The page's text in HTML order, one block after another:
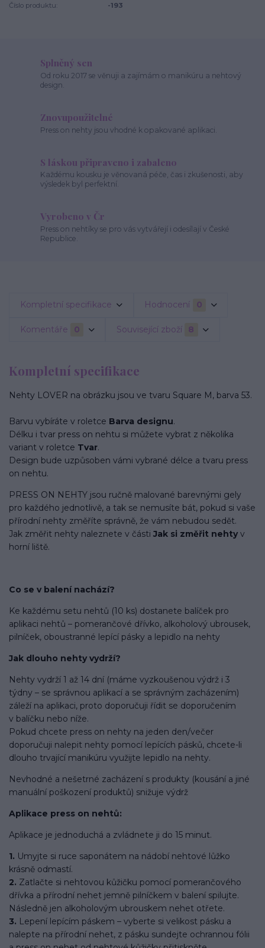
Číslo produktu: -193
Splněný sen
Od roku 2017 se věnuji a zajímám o manikúru a nehtový
design.
Znovupoužitelné
Press on nehty jsou vhodné k opakované aplikaci.
S láskou připraveno i zabaleno
Každému kousku je věnovaná péče, čas i zkušenosti, aby
výsledek byl perfektní.
Vyrobeno v Čr
Press on nehtíky se pro vás vytvářejí i odesílají v České
Republice.
Kompletní specifikace Hodnocení 0
Komentáře 0 Související zboží 8
Kompletní specifikace
Nehty LOVER na obrázku jsou ve tvaru Square M, barva 53.
Barvu vybíráte v roletce Barva designu.
Délku i tvar press on nehtu si můžete vybrat z několika
variant v roletce Tvar.
Design bude uzpůsoben vámi vybrané délce a tvaru press
on nehtu.
PRESS ON NEHTY jsou ručně malované barevnými gely
pro každého jednotlivě, a tak se nemusíte bát, pokud si vaše
přírodní nehty změříte správně, že vám nebudou sedět.
Jak změřit nehty naleznete v části Jak si změřit nehty v
horní liště.
Co se v balení nachází?
Ke každému setu nehtů (10 ks) dostanete balíček pro
aplikaci nehtů – pomerančové dřívko, alkoholový ubrousek,
pilníček, oboustranné lepící pásky a lepidlo na nehty
Jak dlouho nehty vydrží?
Nehty vydrží 1 až 14 dní (máme vyzkoušenou výdrž i 3
týdny – se správnou aplikací a se správným zacházením)
záleží na aplikaci, proto doporučuji řídit se doporučením
v balíčku nebo níže.
Pokud chcete press on nehty na jeden den/večer
doporučuji nalepit nehty pomocí lepících pásků, chcete-li
dlouho trvající manikúru využijte lepidlo na nehty.
Nevhodné a nešetrné zacházení s produkty (kousání a jiné
manuální poškození produktů) snižuje výdrž
Aplikace press on nehtů:
Aplikace je jednoduchá a zvládnete ji do 15 minut.
1. Umyjte si ruce saponátem na nádobí nehtové lůžko
krásně odmastí.
2. Zatlačte si nehtovou kůžičku pomocí pomerančového
dřívka a přírodní nehet jemně pilníčkem v balení spilujte.
Následně jen alkoholovým ubrouskem nehet otřete.
3. Lepení lepícím páskem – vyberte si velikost pásku a
nalepte na přírodní nehet, z pásku sundejte ochrannou fólii